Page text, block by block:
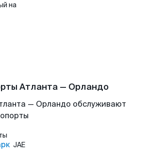
на
Атланта — Орландо
— Орландо обслуживают
JAE